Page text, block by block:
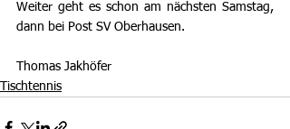
Weiter geht es schon am nächsten Samstag,
dann bei Post SV Oberhausen.
Thomas Jakhöfer
Tischtennis